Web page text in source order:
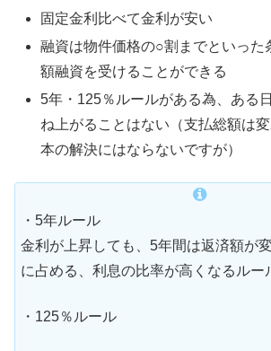
固定金利比べて金利が安い
融資は物件価格の○割までといった
額融資を受けることができる
5年・125％ルールがある為、ある
ね上がることはない（支払総額は
本の解決にはならないですが）
・5年ルール
金利が上昇しても、5年間は返済額が
に占める、利息の比率が高くなるルー
・125％ルール